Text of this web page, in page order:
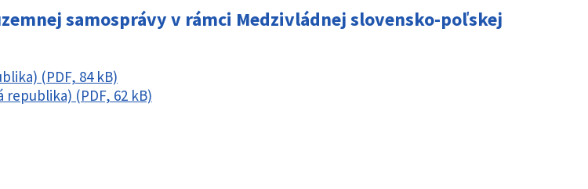
samosprávy v rámci Medzivládnej slovensko-poľskej
(PDF, 84 kB)
republika) (PDF, 62 kB)